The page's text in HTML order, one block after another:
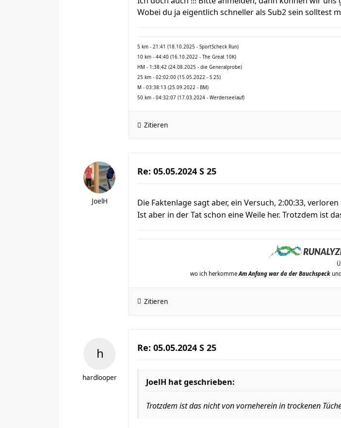
Wobei du ja eigentlich schneller als Sub2 sein solltest
5 km - 21:41 (18.10.2025 - SportScheck Run)
10 km - 44:40 (16.10.2022 - The Great 10K)
HM - 1:38:42 (24.08.2025 - die Generalprobe)
25 km - 02:02:00 (15.05.2022 - S 25)
M - 03:38:13 (25.09.2022 - BM)
50 km - 04:32:07 (17.03.2024 - Werderseelauf)
Zitieren
JoelH
Re: 05.05.2024 S 25
Die Faktenlage sagt aber, ein Versuch, 2:00:33,
Ist aber in der Tat schon eine Weile her. Trotzdem ist
wo ich herkomme Am Anfang war da der Bauchspeck
Zitieren
hardlooper
Re: 05.05.2024 S 25
JoelH hat geschrieben:
Trotzdem ist das nicht von vorneherein in trockenen